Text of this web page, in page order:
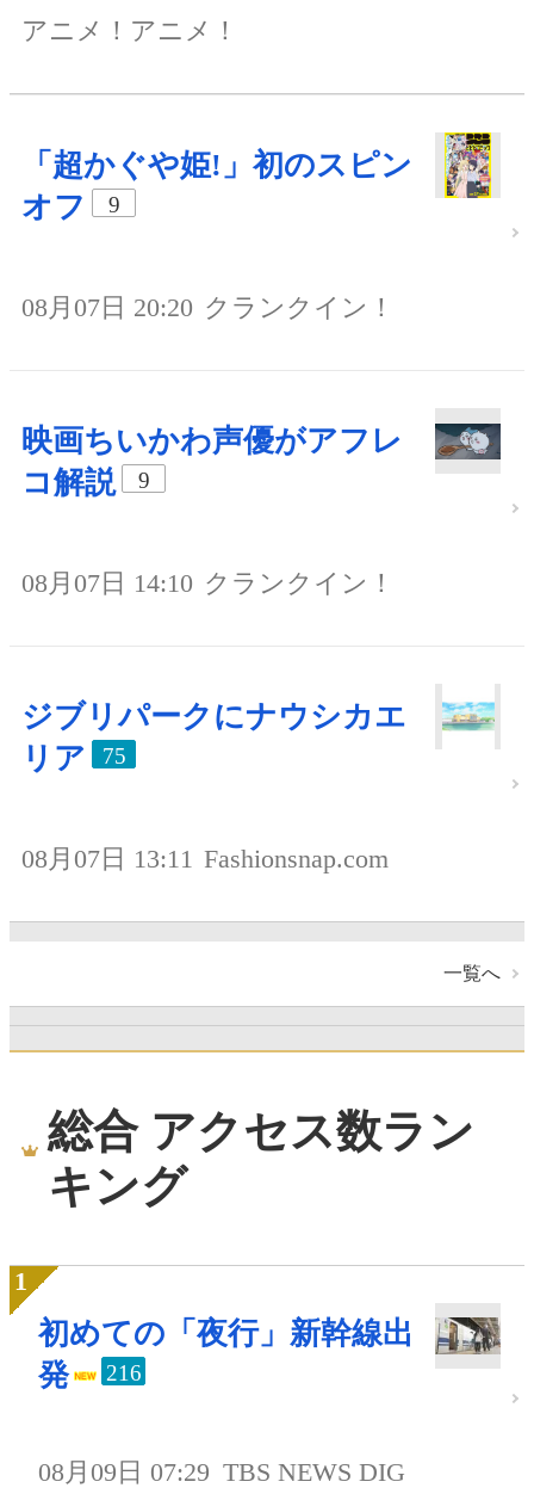
アニメ！アニメ！
「超かぐや姫!」初のスピン
オフ
9
08月07日 20:20 クランクイン！
映画ちいかわ声優がアフレ
コ解説
9
08月07日 14:10 クランクイン！
ジブリパークにナウシカエ
リア
75
08月07日 13:11 Fashionsnap.com
一覧へ
総合 アクセス数ラン
キング
初めての「夜行」新幹線出
発
216
08月09日 07:29 TBS NEWS DIG